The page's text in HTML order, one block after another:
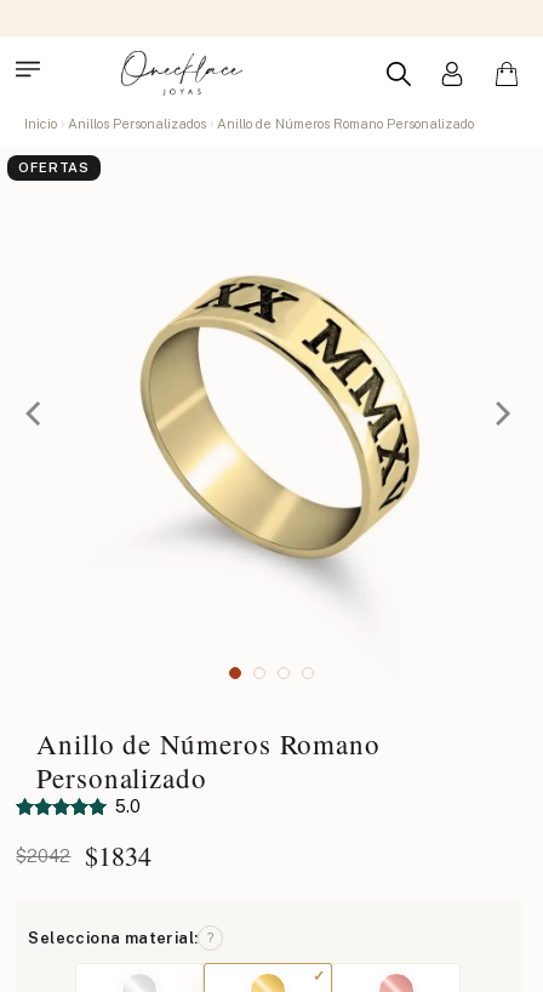
Inicio Anillos Personalizados Anillo de Números Romano Personalizado
OFERTAS
Anillo de Números Romano
Personalizado
5.0
$2042 $1834
Selecciona material: ?